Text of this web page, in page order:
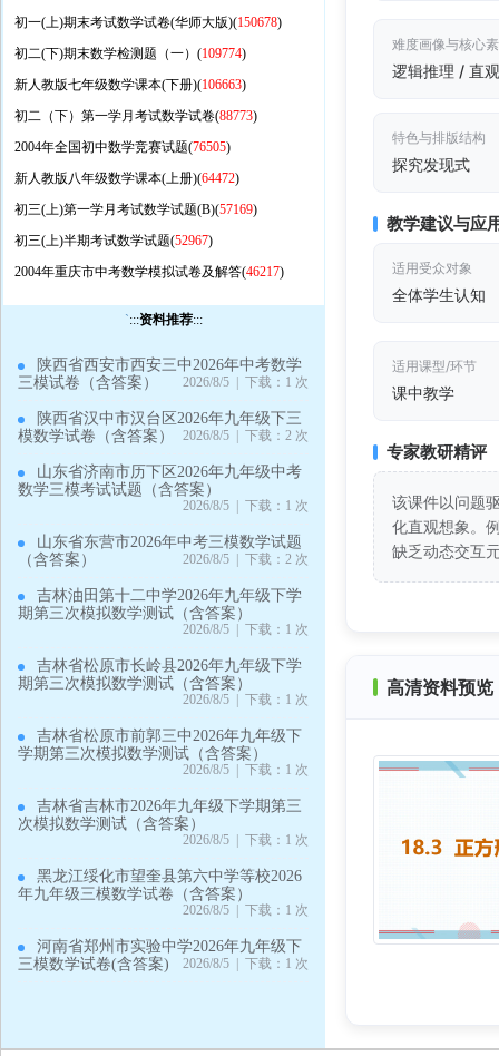
初一(上)期末考试数学试卷(华师大版)(150678)
初二(下)期末数学检测题（一）(109774)
新人教版七年级数学课本(下册)(106663)
初二（下）第一学月考试数学试卷(88773)
2004年全国初中数学竞赛试题(76505)
新人教版八年级数学课本(上册)(64472)
初三(上)第一学月考试数学试题(B)(57169)
初三(上)半期考试数学试题(52967)
2004年重庆市中考数学模拟试卷及解答(46217)
`:::资料推荐:::
陕西省西安市西安三中2026年中考数学
三模试卷（含答案）
2026/8/5 | 下载：1 次
陕西省汉中市汉台区2026年九年级下三
模数学试卷（含答案）
2026/8/5 | 下载：2 次
山东省济南市历下区2026年九年级中考
数学三模考试试题（含答案）
2026/8/5 | 下载：1 次
山东省东营市2026年中考三模数学试题
（含答案）
2026/8/5 | 下载：2 次
吉林油田第十二中学2026年九年级下学
期第三次模拟数学测试（含答案）
2026/8/5 | 下载：1 次
吉林省松原市长岭县2026年九年级下学
期第三次模拟数学测试（含答案）
2026/8/5 | 下载：1 次
吉林省松原市前郭三中2026年九年级下
学期第三次模拟数学测试（含答案）
2026/8/5 | 下载：1 次
吉林省吉林市2026年九年级下学期第三
次模拟数学测试（含答案）
2026/8/5 | 下载：1 次
黑龙江绥化市望奎县第六中学等校2026
年九年级三模数学试卷（含答案）
2026/8/5 | 下载：1 次
河南省郑州市实验中学2026年九年级下
三模数学试卷(含答案)
2026/8/5 | 下载：1 次
难度画像与核心
逻辑推理 / 直
特色与排版结构
探究发现式
教学建议与应
适用受众对象
全体学生认知
适用课型/环节
课中教学
专家教研精评
该课件以问题
化直观想象。
缺乏动态交互
高清资料预